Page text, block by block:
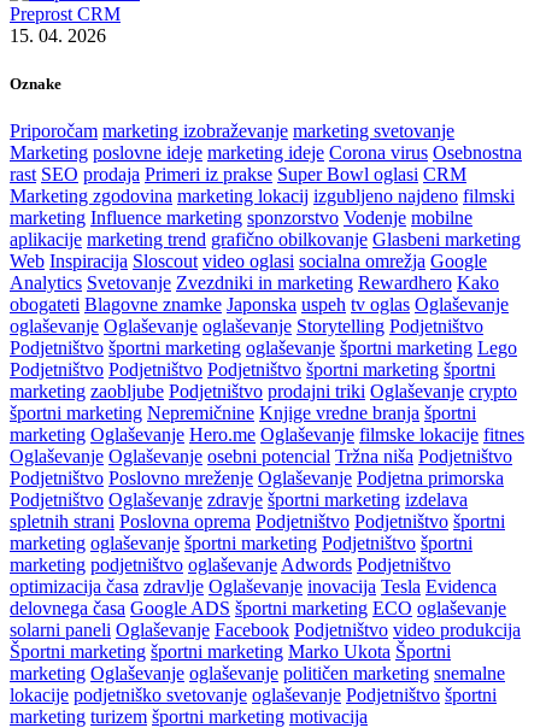
Preprost CRM
15. 04. 2026
Oznake
Priporočam marketing izobraževanje marketing svetovanje
Marketing poslovne ideje marketing ideje Corona virus Osebnostna
rast SEO prodaja Primeri iz prakse Super Bowl oglasi CRM
Marketing zgodovina marketing lokacij izgubljeno najdeno filmski
marketing Influence marketing sponzorstvo Vodenje mobilne
aplikacije marketing trend grafično obilkovanje Glasbeni marketing
Web Inspiracija Sloscout video oglasi socialna omrežja Google
Analytics Svetovanje Zvezdniki in marketing Rewardhero Kako
obogateti Blagovne znamke Japonska uspeh tv oglas Oglaševanje
oglaševanje Oglaševanje oglaševanje Storytelling Podjetništvo
Podjetništvo športni marketing oglaševanje športni marketing Lego
Podjetništvo Podjetništvo Podjetništvo športni marketing športni
marketing zaobljube Podjetništvo prodajni triki Oglaševanje crypto
športni marketing Nepremičnine Knjige vredne branja športni
marketing Oglaševanje Hero.me Oglaševanje filmske lokacije fitnes
Oglaševanje Oglaševanje osebni potencial Tržna niša Podjetništvo
Podjetništvo Poslovno mreženje Oglaševanje Podjetna primorska
Podjetništvo Oglaševanje zdravje športni marketing izdelava
spletnih strani Poslovna oprema Podjetništvo Podjetništvo športni
marketing oglaševanje športni marketing Podjetništvo športni
marketing podjetništvo oglaševanje Adwords Podjetništvo
optimizacija časa zdravlje Oglaševanje inovacija Tesla Evidenca
delovnega časa Google ADS športni marketing ECO oglaševanje
solarni paneli Oglaševanje Facebook Podjetništvo video produkcija
Športni marketing športni marketing Marko Ukota Športni
marketing Oglaševanje oglaševanje političen marketing snemalne
lokacije podjetniško svetovanje oglaševanje Podjetništvo športni
marketing turizem športni marketing motivacija